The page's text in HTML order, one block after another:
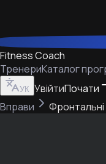
Fitness Coach
ТренериКаталог
УК УвійтиПочати
Вправи
Фронтальні